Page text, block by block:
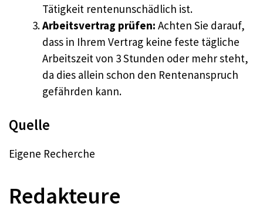
Tätigkeit rentenunschädlich ist.
Arbeitsvertrag prüfen: Achten Sie darauf,
dass in Ihrem Vertrag keine feste tägliche
Arbeitszeit von 3 Stunden oder mehr steht,
da dies allein schon den Rentenanspruch
gefährden kann.
Quelle
Eigene Recherche
Redakteure